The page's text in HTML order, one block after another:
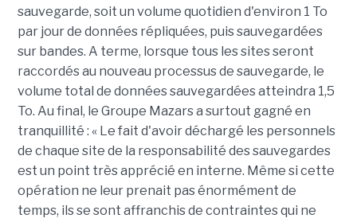
sauvegarde, soit un volume quotidien d'environ 1 To
par jour de données répliquées, puis sauvegardées
sur bandes. A terme, lorsque tous les sites seront
raccordés au nouveau processus de sauvegarde, le
volume total de données sauvegardées atteindra 1,5
To. Au final, le Groupe Mazars a surtout gagné en
tranquillité : « Le fait d'avoir déchargé les personnels
de chaque site de la responsabilité des sauvegardes
est un point très apprécié en interne. Même si cette
opération ne leur prenait pas énormément de
temps, ils se sont affranchis de contraintes qui ne